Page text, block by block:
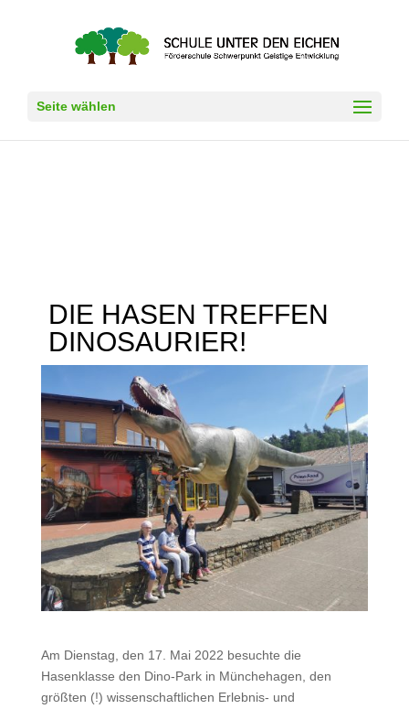
Seite wählen
DIE HASEN TREFFEN
DINOSAURIER!
Am Dienstag, den 17. Mai 2022 besuchte die
Hasenklasse den Dino-Park in Münchehagen, den
größten (!) wissenschaftlichen Erlebnis- und